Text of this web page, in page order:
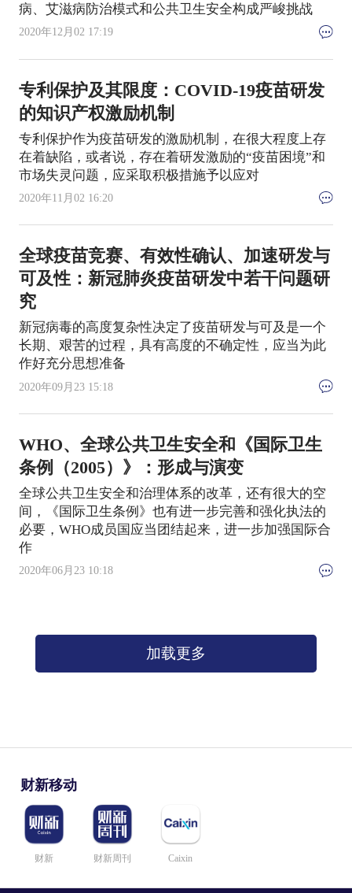
病、艾滋病防治模式和公共卫生安全构成严峻挑战
2020年12月02 17:19
专利保护及其限度：COVID-19疫苗研发
的知识产权激励机制
专利保护作为疫苗研发的激励机制，在很大程度上存
在着缺陷，或者说，存在着研发激励的“疫苗困境”和
市场失灵问题，应采取积极措施予以应对
2020年11月02 16:20
全球疫苗竞赛、有效性确认、加速研发与
可及性：新冠肺炎疫苗研发中若干问题研
究
新冠病毒的高度复杂性决定了疫苗研发与可及是一个
长期、艰苦的过程，具有高度的不确定性，应当为此
作好充分思想准备
2020年09月23 15:18
WHO、全球公共卫生安全和《国际卫生
条例（2005）》：形成与演变
全球公共卫生安全和治理体系的改革，还有很大的空
间，《国际卫生条例》也有进一步完善和强化执法的
必要，WHO成员国应当团结起来，进一步加强国际合
作
2020年06月23 10:18
加载更多
财新移动
财新 财新周刊 Caixin